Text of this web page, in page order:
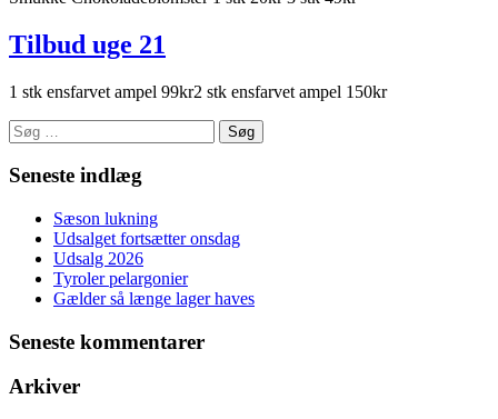
Tilbud uge 21
1 stk ensfarvet ampel 99kr2 stk ensfarvet ampel 150kr
Søg
efter:
Seneste indlæg
Sæson lukning
Udsalget fortsætter onsdag
Udsalg 2026
Tyroler pelargonier
Gælder så længe lager haves
Seneste kommentarer
Arkiver